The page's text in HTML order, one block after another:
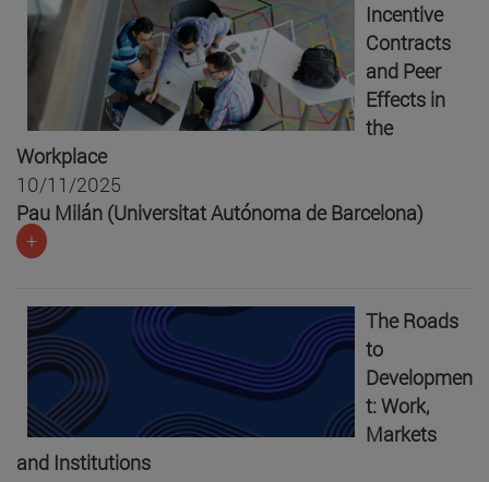
Incentive
Contracts
and Peer
Effects in
the
Workplace
10/11/2025
Pau Milán (Universitat Autónoma de Barcelona)
+
The Roads
to
Developmen
t: Work,
Markets
and Institutions